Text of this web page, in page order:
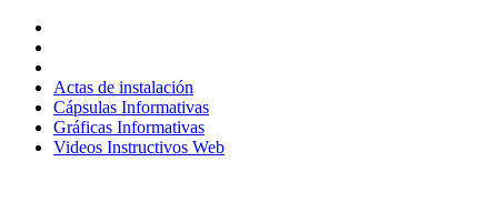
contenido
Actas de instalación
Cápsulas Informativas
Gráficas Informativas
Videos Instructivos Web